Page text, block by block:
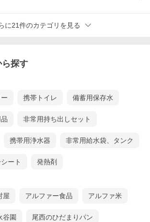
に21件のカテゴリを見る
ら探す
携帯トイレ 備蓄用保存水
非常用持ち出しセット
携帯用浄水器 非常用給水袋、タンク
ート 発熱剤
屋 アルファー食品 アルファ米
谷園 尾西のひだまりパン